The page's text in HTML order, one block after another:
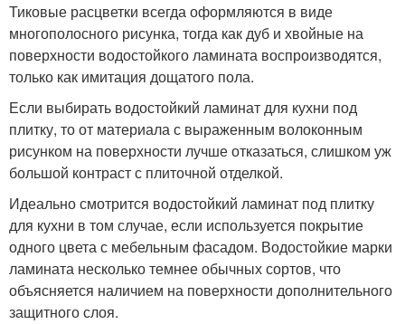
Тиковые расцветки всегда оформляются в виде
многополосного рисунка, тогда как дуб и хвойные на
поверхности водостойкого ламината воспроизводятся,
только как имитация дощатого пола.
Если выбирать водостойкий ламинат для кухни под
плитку, то от материала с выраженным волоконным
рисунком на поверхности лучше отказаться, слишком уж
большой контраст с плиточной отделкой.
Идеально смотрится водостойкий ламинат под плитку
для кухни в том случае, если используется покрытие
одного цвета с мебельным фасадом. Водостойкие марки
ламината несколько темнее обычных сортов, что
объясняется наличием на поверхности дополнительного
защитного слоя.